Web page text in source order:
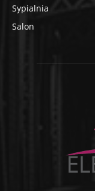
Sypialnia
Salon